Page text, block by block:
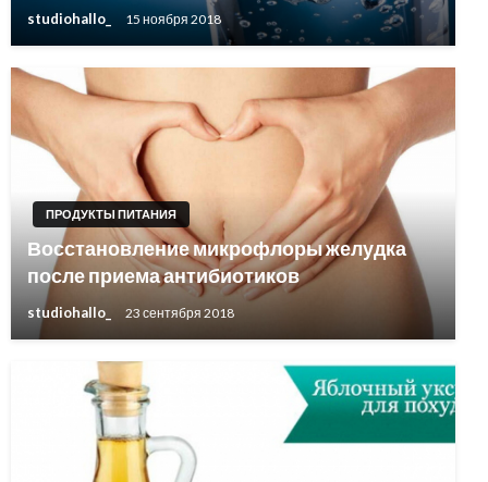
studiohallo_ 15 ноября 2018
ПРОДУКТЫ ПИТАНИЯ
Восстановление микрофлоры желудка
после приема антибиотиков
studiohallo_ 23 сентября 2018